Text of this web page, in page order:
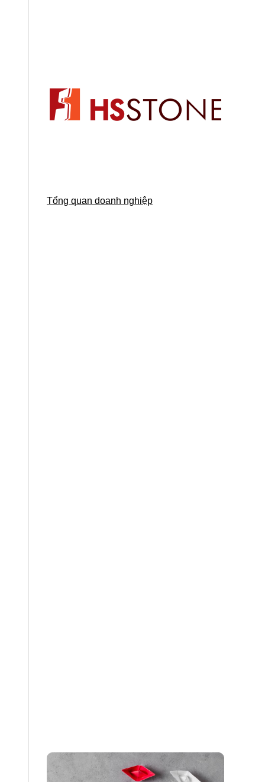
Tổng quan doanh nghiệp